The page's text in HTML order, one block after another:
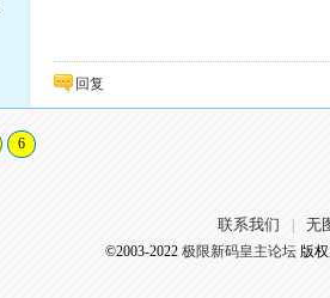
回复
6
联系我们 无
©2003-2022 极限新码皇主论坛版权